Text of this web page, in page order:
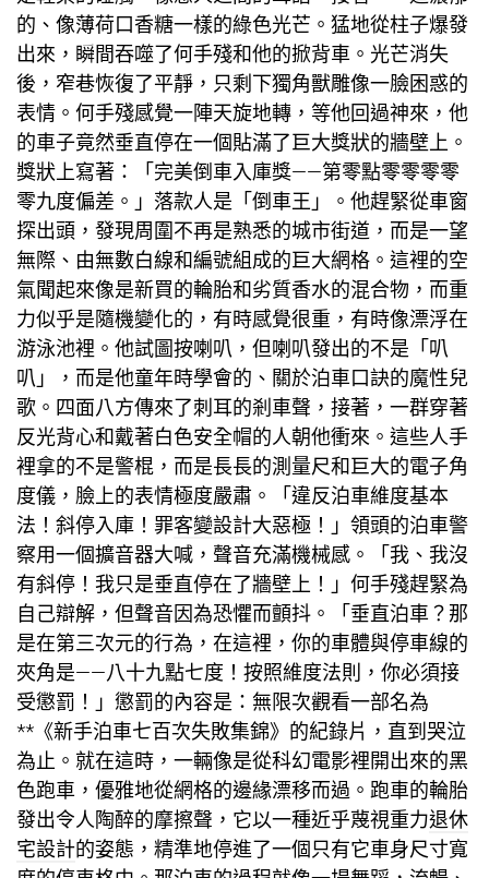
的、像薄荷口香糖一樣的綠色光芒。猛地從柱子爆發
出來，瞬間吞噬了何手殘和他的掀背車。光芒消失
後，窄巷恢復了平靜，只剩下獨角獸雕像一臉困惑的
表情。何手殘感覺一陣天旋地轉，等他回過神來，他
的車子竟然垂直停在一個貼滿了巨大獎狀的牆壁上。
獎狀上寫著：「完美倒車入庫獎——第零點零零零零
零九度偏差。」落款人是「倒車王」。他趕緊從車窗
探出頭，發現周圍不再是熟悉的城市街道，而是一望
無際、由無數白線和編號組成的巨大網格。這裡的空
氣聞起來像是新買的輪胎和劣質香水的混合物，而重
力似乎是隨機變化的，有時感覺很重，有時像漂浮在
游泳池裡。他試圖按喇叭，但喇叭發出的不是「叭
叭」，而是他童年時學會的、關於泊車口訣的魔性兒
歌。四面八方傳來了刺耳的剎車聲，接著，一群穿著
反光背心和戴著白色安全帽的人朝他衝來。這些人手
裡拿的不是警棍，而是長長的測量尺和巨大的電子角
度儀，臉上的表情極度嚴肅。「違反泊車維度基本
法！斜停入庫！罪客變設計大惡極！」領頭的泊車警
察用一個擴音器大喊，聲音充滿機械感。「我、我沒
有斜停！我只是垂直停在了牆壁上！」何手殘趕緊為
自己辯解，但聲音因為恐懼而顫抖。「垂直泊車？那
是在第三次元的行為，在這裡，你的車體與停車線的
夾角是——八十九點七度！按照維度法則，你必須接
受懲罰！」懲罰的內容是：無限次觀看一部名為
**《新手泊車七百次失敗集錦》的紀錄片，直到哭泣
為止。就在這時，一輛像是從科幻電影裡開出來的黑
色跑車，優雅地從網格的邊緣漂移而過。跑車的輪胎
發出令人陶醉的摩擦聲，它以一種近乎蔑視重力退休
宅設計的姿態，精準地停進了一個只有它車身尺寸寬